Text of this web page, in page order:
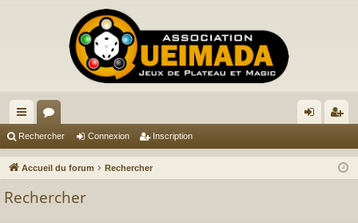
ac
co
or
u ne cri
Rechercher Connexion Inscription
Accueil du forum Rechercher
Rechercher